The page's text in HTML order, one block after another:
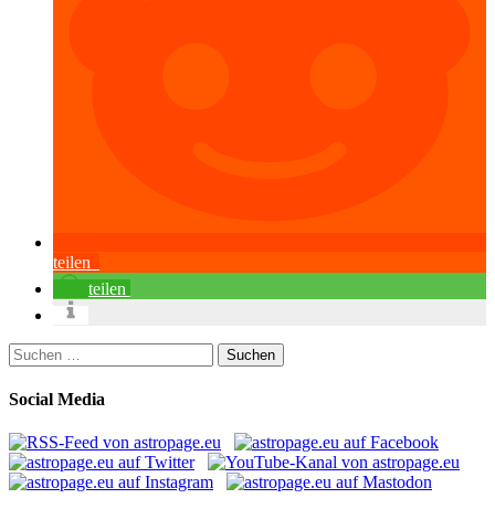
teilen
teilen
Suchen
nach:
Social Media